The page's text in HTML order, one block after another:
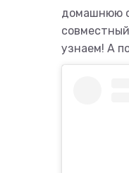
домашнюю
узнаем! А